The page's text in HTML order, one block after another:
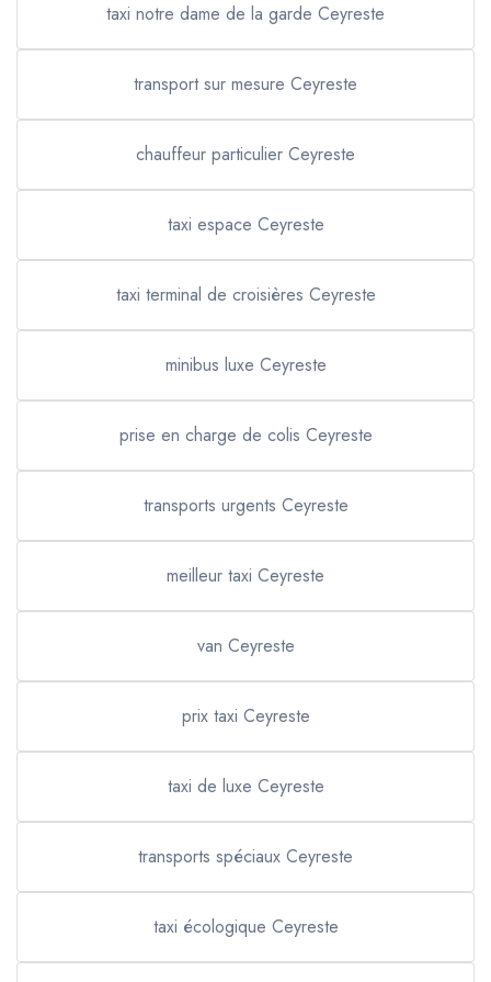
taxi notre dame de la garde Ceyreste
transport sur mesure Ceyreste
chauffeur particulier Ceyreste
taxi espace Ceyreste
taxi terminal de croisières Ceyreste
minibus luxe Ceyreste
prise en charge de colis Ceyreste
transports urgents Ceyreste
meilleur taxi Ceyreste
van Ceyreste
prix taxi Ceyreste
taxi de luxe Ceyreste
transports spéciaux Ceyreste
taxi écologique Ceyreste